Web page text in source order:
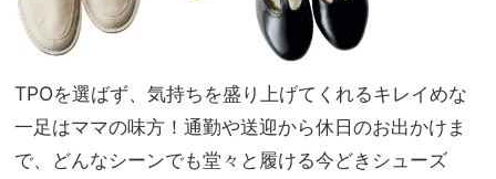
TPOを選ばず、気持ちを盛り上げてくれるキレイめな
一足はママの味方！通勤や送迎から休日のお出かけま
で、どんなシーンでも堂々と履ける今どきシューズ